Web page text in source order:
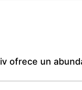
ofrece un